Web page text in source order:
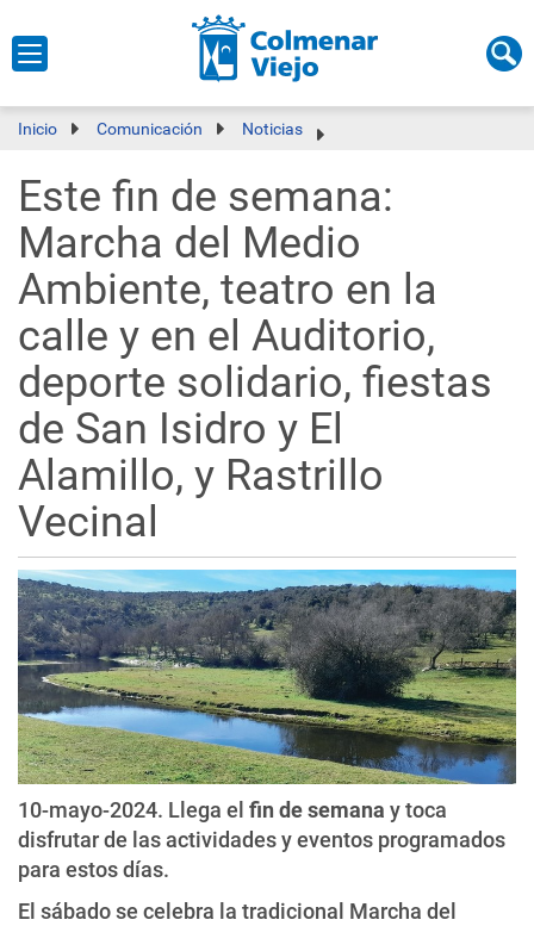
Inicio Comunicación Noticias
Este fin de semana:
Marcha del Medio
Ambiente, teatro en la
calle y en el Auditorio,
deporte solidario, fiestas
de San Isidro y El
Alamillo, y Rastrillo
Vecinal
10-mayo-2024. Llega el fin de semana y toca
disfrutar de las actividades y eventos programados
para estos días.
El sábado se celebra la tradicional Marcha del